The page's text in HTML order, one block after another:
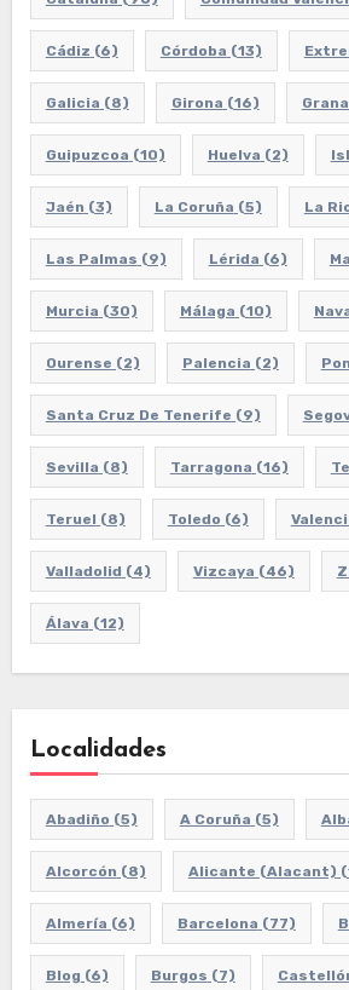
Cádiz (6) Córdoba (13)
Galicia (8) Girona (16)
Guipuzcoa (10) Huelva (2)
Jaén (3) La Coruña (5) La
Las Palmas (9) Lérida (6)
Murcia (30) Málaga (10)
Ourense (2) Palencia (2)
Santa Cruz De Tenerife (9)
Sevilla (8) Tarragona (16)
Teruel (8) Toledo (6)
Valladolid (4) Vizcaya (46)
Álava (12)
Localidades
Abadiño (5) A Coruña (5)
Alcorcón (8) Alicante (Alacant)
Almería (6) Barcelona (77)
Blog (6) Burgos (7)